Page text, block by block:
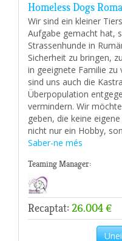
Homeless Dogs
Wir sind ein kleiner
Aufgabe gemacht hat,
Strassenhunde in
Sicherheit zu bringen,
in geeignete Familie
sind uns auch die
Überpopulation
vermindern. Wir
geben, die keine
nicht nur ein Hobby,
Saber-ne més
Teaming Manager:
Recaptat: 26.004 €